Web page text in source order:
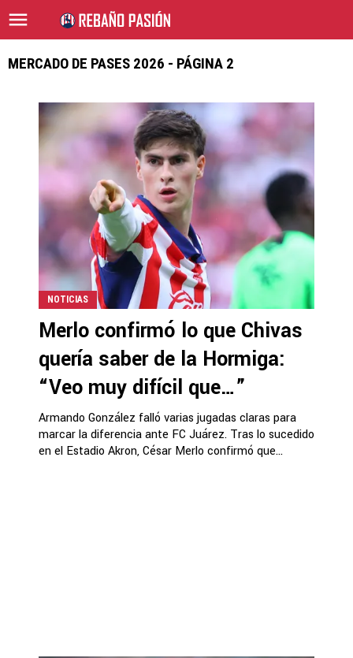
MERCADO DE PASES 2026 - PÁGINA 2
NOTICIAS
Merlo confirmó lo que Chivas
quería saber de la Hormiga:
“Veo muy difícil que…”
Armando González falló varias jugadas claras para
marcar la diferencia ante FC Juárez. Tras lo sucedido
en el Estadio Akron, César Merlo confirmó que...